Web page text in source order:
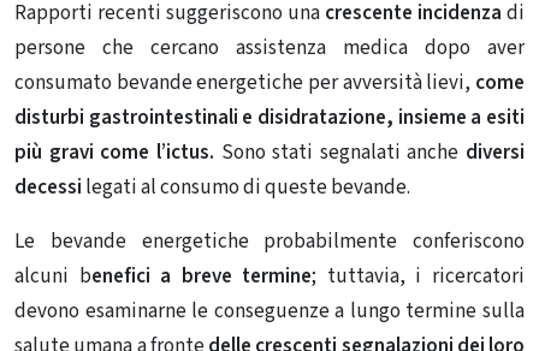
Rapporti recenti suggeriscono una crescente incidenza di
persone che cercano assistenza medica dopo aver
consumato bevande energetiche per avversità lievi, come
disturbi gastrointestinali e disidratazione, insieme a esiti
più gravi come l’ictus. Sono stati segnalati anche diversi
decessi legati al consumo di queste bevande.
Le bevande energetiche probabilmente conferiscono
alcuni benefici a breve termine; tuttavia, i ricercatori
devono esaminarne le conseguenze a lungo termine sulla